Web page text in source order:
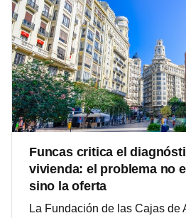
Funcas critica el
vivienda: el problema no
sino la oferta
La Fundación de las Cajas de